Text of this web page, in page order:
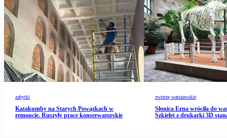
zabytki
Katakumby na Starych Powązkach w
remoncie. Ruszyły prace konserwatorskie
zwierzę warszawskie
Słonica Erna wróciła do
Szkielet z drukarki 3D